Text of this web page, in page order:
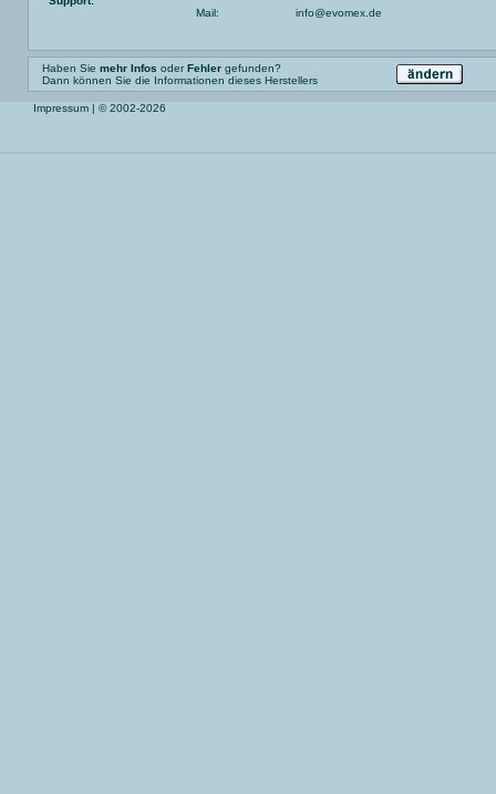
Mail:
info@evomex.de
Haben Sie mehr Infos oderFehler gefunden?
Dann können Sie die Informationen dieses Herstellers
Impressum | © 2002-2026